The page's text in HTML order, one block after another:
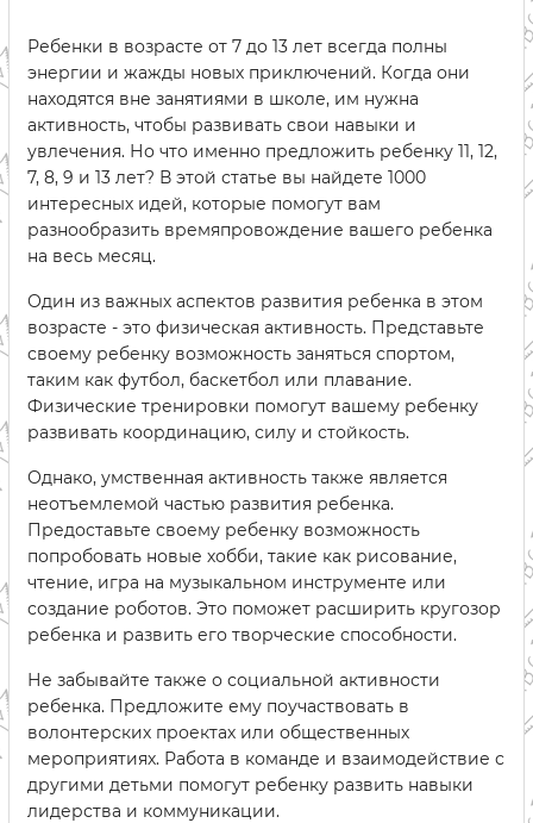
Ребенки в возрасте от 7 до 13 лет всегда полны
энергии и жажды новых приключений. Когда они
находятся вне занятиями в школе, им нужна
активность, чтобы развивать свои навыки и
увлечения. Но что именно предложить ребенку 11, 12,
7, 8, 9 и 13 лет? В этой статье вы найдете 1000
интересных идей, которые помогут вам
разнообразить времяпровождение вашего ребенка
на весь месяц.
Один из важных аспектов развития ребенка в этом
возрасте - это физическая активность. Представьте
своему ребенку возможность заняться спортом,
таким как футбол, баскетбол или плавание.
Физические тренировки помогут вашему ребенку
развивать координацию, силу и стойкость.
Однако, умственная активность также является
неотъемлемой частью развития ребенка.
Предоставьте своему ребенку возможность
попробовать новые хобби, такие как рисование,
чтение, игра на музыкальном инструменте или
создание роботов. Это поможет расширить кругозор
ребенка и развить его творческие способности.
Не забывайте также о социальной активности
ребенка. Предложите ему поучаствовать в
волонтерских проектах или общественных
мероприятиях. Работа в команде и взаимодействие с
другими детьми помогут ребенку развить навыки
лидерства и коммуникации.